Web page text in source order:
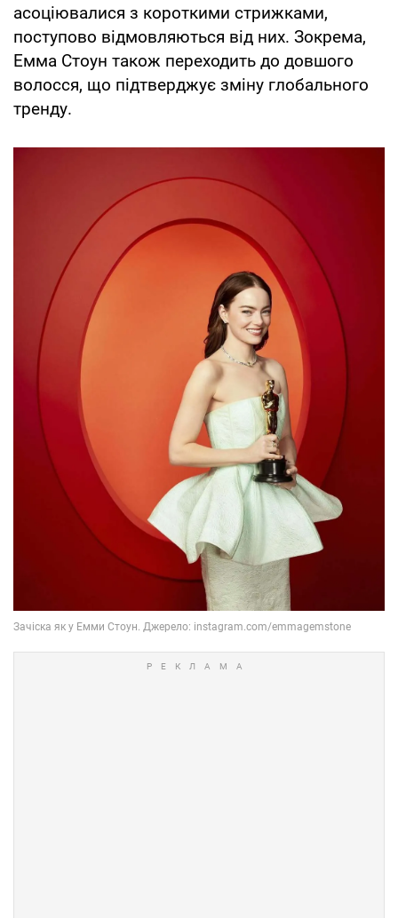
асоціювалися з короткими стрижками,
поступово відмовляються від них. Зокрема,
Емма Стоун також переходить до довшого
волосся, що підтверджує зміну глобального
тренду.